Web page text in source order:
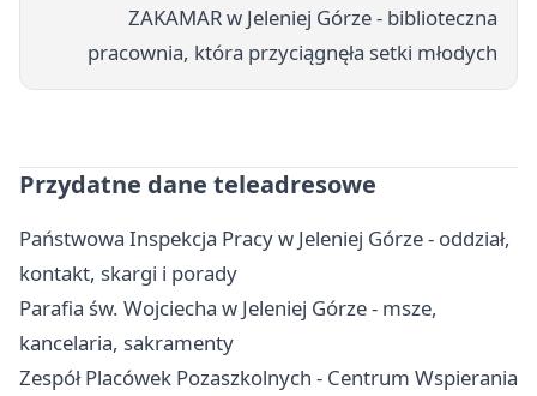
ZAKAMAR w Jeleniej Górze - biblioteczna
pracownia, która przyciągnęła setki młodych
Przydatne dane teleadresowe
Państwowa Inspekcja Pracy w Jeleniej Górze - oddział,
kontakt, skargi i porady
Parafia św. Wojciecha w Jeleniej Górze - msze,
kancelaria, sakramenty
Zespół Placówek Pozaszkolnych - Centrum Wspierania